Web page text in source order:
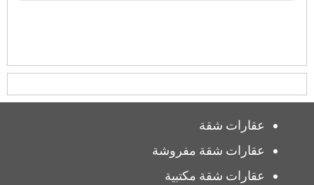
عقارات شقة
عقارات شقة مفروشة
عقارات شقة مكتبية